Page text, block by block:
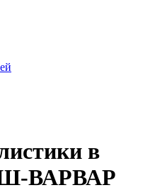
в
ВАРВАР